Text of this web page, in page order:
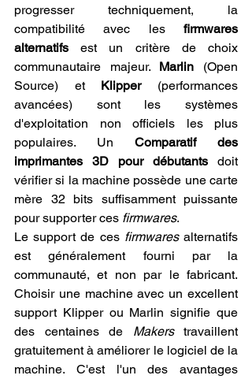
progresser techniquement, la
compatibilité avec les firmwares
alternatifs est un critère de choix
communautaire majeur. Marlin (Open
Source) et Klipper (performances
avancées) sont les systèmes
d'exploitation non officiels les plus
populaires. Un Comparatif des
imprimantes 3D pour débutants doit
vérifier si la machine possède une carte
mère 32 bits suffisamment puissante
pour supporter ces firmwares.
Le support de ces firmwares alternatifs
est généralement fourni par la
communauté, et non par le fabricant.
Choisir une machine avec un excellent
support Klipper ou Marlin signifie que
des centaines de Makers travaillent
gratuitement à améliorer le logiciel de la
machine. C'est l'un des avantages